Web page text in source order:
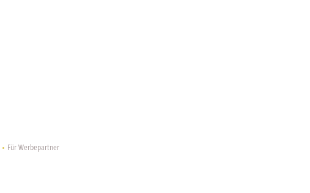
Für Werbepartner